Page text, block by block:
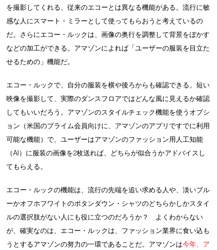
を撮影してくれる、従来のエコーとは異なる機能がある。流行に敏
感な人にスマート・ミラーとして使ってもらおうと考えているの
だ。さらにエコー・ルックは、画像の奥行を調整して背景をぼかす
などの加工ができる。アマゾンによれば「ユーザーの服装を目立た
せるための」機能だ。
エコー・ルックで、自分の服装を横や後ろからも確認できる。短い
映像を撮影して、実際のダンスフロアではどんな風に見えるか確認
してもいいだろう。アマゾンのスタイルチェック機能を使うオプシ
ョン（米国のプライム会員向けに、アマゾンのアプリですでに利用
可能な機能）で、ユーザーはアマゾンのファッション用人工知能
（AI）に服装の画像を2枚送れば、どちらが似合うかアドバイスし
てもらえる。
エコー・ルックの機能は、流行の先端を追い求める人や、淡いブル
ーかオフホフワイトのボタンダウン・シャツのどちらかしかスタイ
ルの選択肢がない人にも役に立つのだろうか？ よくわからない
が、確実なのは、エコー・ルックは、ファッション業界に食い込も
うとするアマゾンの努力の一環であることだ。アマゾンは今年、ア